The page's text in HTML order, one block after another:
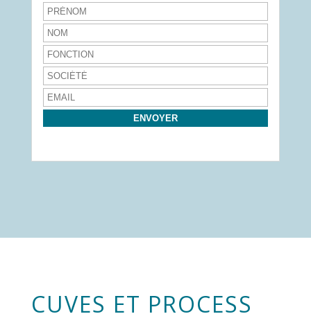
CUVES ET PROCESS